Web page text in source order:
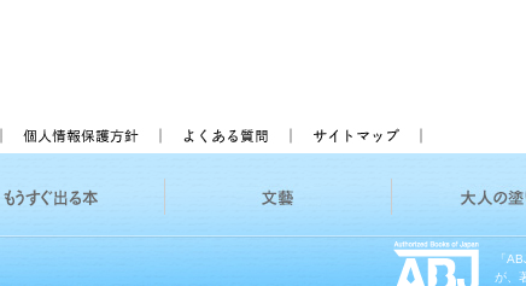
「
が、